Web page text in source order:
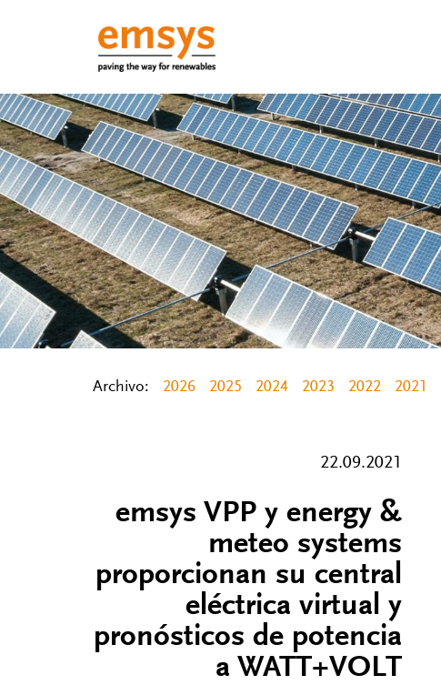
Archivo: 2026 2025 2024 2023 2022 2021
22.09.2021
emsys VPP y energy &
meteo systems
proporcionan su central
eléctrica virtual y
pronósticos de potencia
a WATT+VOLT